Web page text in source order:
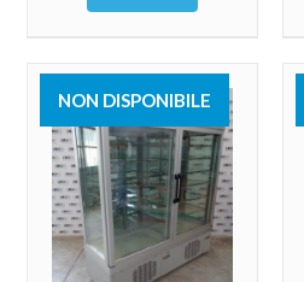
VENDUTO
NON DISPONIBILE